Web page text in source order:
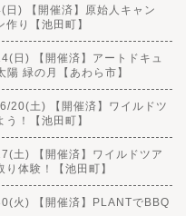
) 【開催済】原始人キャン
り【池田町】
日) 【開催済】アートドキュ
緑の月【あわら市】
20(土) 【開催済】ワイルドツ
！【池田町】
土) 【開催済】ワイルドツア
体験！【池田町】
火) 【開催済】PLANTでBBQ